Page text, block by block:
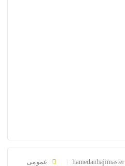
hamedanhajimaster عمومی